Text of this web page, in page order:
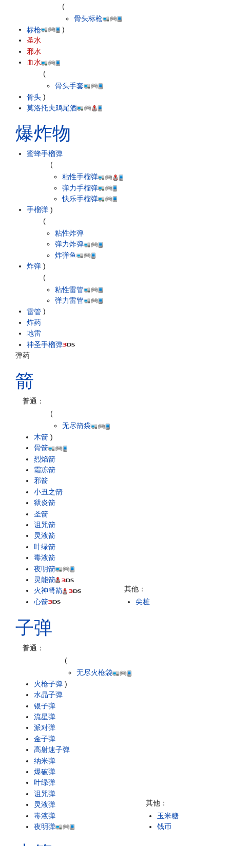
标枪
(
骨头标枪
)
圣水
邪水
血水
骨头
(
骨头手套
)
莫洛托夫鸡尾酒
爆炸物
蜜蜂手榴弹
手榴弹
(
粘性手榴弹
弹力手榴弹
快乐手榴弹
)
炸弹
(
粘性炸弹
弹力炸弹
炸弹鱼
)
雷管
(
粘性雷管
弹力雷管
)
炸药
地雷
神圣手榴弹
弹药
箭
普通：
木箭
(
无尽箭袋
)
骨箭
烈焰箭
霜冻箭
邪箭
小丑之箭
狱炎箭
圣箭
诅咒箭
灵液箭
叶绿箭
毒液箭
夜明箭
灵能箭
火神弩箭
心箭
其他：
尖桩
子弹
普通：
火枪子弹
(
无尽火枪袋
)
水晶子弹
银子弹
流星弹
派对弹
金子弹
高射速子弹
纳米弹
爆破弹
叶绿弹
诅咒弹
灵液弹
毒液弹
夜明弹
其他：
玉米糖
钱币